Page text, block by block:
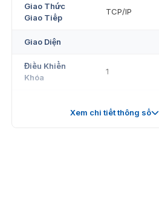
Giao Thức
Giao Tiếp
TCP/IP
Giao Diện
Điều Khiển
Khóa
1
Xem chi tiết thông số